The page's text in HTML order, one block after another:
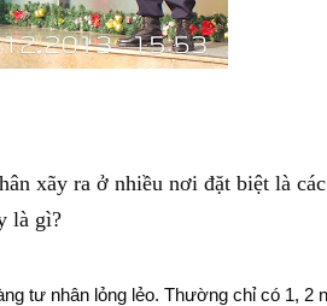
xãy ra ở nhiều nơi đặt biệt là
là gì?
tư nhân lỏng lẻo. Thường chỉ có 1, 2